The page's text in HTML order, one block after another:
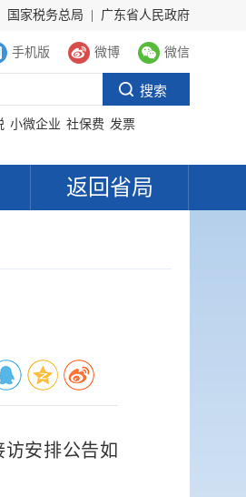
国家税务总局 广东省人民政府
手机版 微博 微信
小微企业 社保费 发票
返回省局
安排公告如